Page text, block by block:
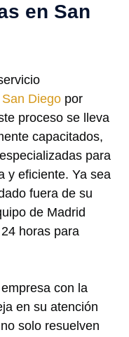
en San
San Diego por
proceso se lleva
capacitados,
para
y eficiente. Ya sea
fuera de su
de Madrid
horas para
con la
en su atención
solo resuelven